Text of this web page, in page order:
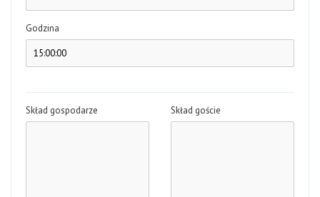
Godzina
Skład gospodarze Skład goście